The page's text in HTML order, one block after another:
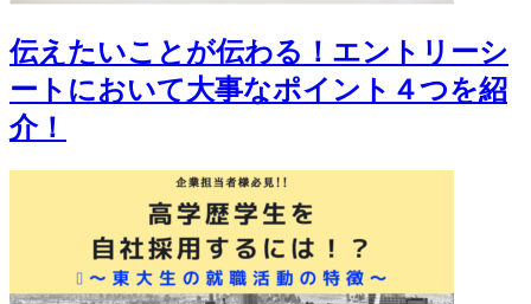
伝えたいことが伝わる！エントリーシ
ートにおいて大事なポイント４つを紹
介！